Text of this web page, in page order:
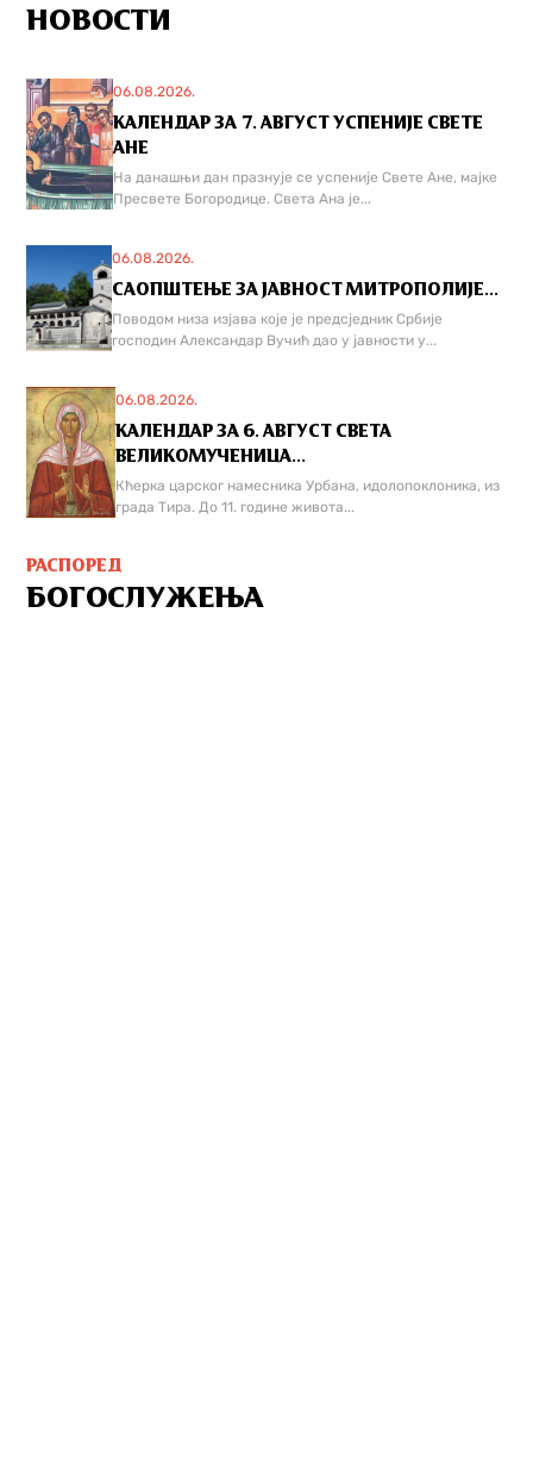
НОВОСТИ
06.08.2026.
КАЛЕНДАР ЗА 7. АВГУСТ УСПЕНИЈЕ СВЕТЕ
АНЕ
На данашњи дан празнује се успеније Свете Ане, мајке
Пресвете Богородице. Света Ана је...
06.08.2026.
САОПШТЕЊЕ ЗА ЈАВНОСТ МИТРОПОЛИЈЕ...
Поводом низа изјава које је предсједник Србије
господин Александар Вучић дао у јавности у...
06.08.2026.
КАЛЕНДАР ЗА 6. АВГУСТ СВЕТА
ВЕЛИКОМУЧЕНИЦА...
Кћерка царског намесника Урбана, идолопоклоника, из
града Тира. До 11. године живота...
РАСПОРЕД
БОГОСЛУЖЕЊА